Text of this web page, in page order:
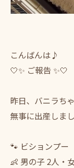
こんばんは♪
🤍✨ ご報告 ✨🤍
昨日、バニラち
無事に出産しま
🐾 ビションプー
👶 男の子 2人・